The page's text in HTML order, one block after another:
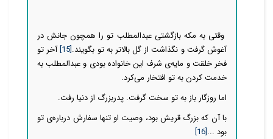
وقتی به مکه بازگشتی عبدالمطلب تو را همچون جانش در
آغوش گرفت و نگذاشت از گل بالاتر به تو بگویند.[15] آخر تو
فخر خلقت و مایه‌ی شرف این خانواده بودی و عبدالمطلب به
خدمت کردن به تو افتخار می‌کرد.
اما روزگار باز به تو سخت گرفت. پدربزرگ از دنیا رفت.
با آن که بزرگ قریش بود، وصیت او تنها سفارش درباره‌ی تو
بود ...[16]